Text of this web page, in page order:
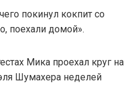
покинул кокпит со
поехали домой».
Мика проехал круг на
Шумахера неделей